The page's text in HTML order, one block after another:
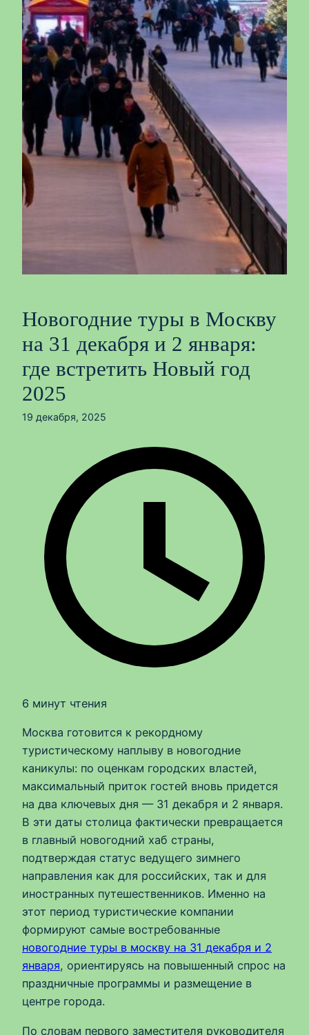
Новогодние туры в Москву
на 31 декабря и 2 января:
где встретить Новый год
2025
19 декабря, 2025
6 минут чтения
Москва готовится к рекордному
туристическому наплыву в новогодние
каникулы: по оценкам городских властей,
максимальный приток гостей вновь придется
на два ключевых дня — 31 декабря и 2 января.
В эти даты столица фактически превращается
в главный новогодний хаб страны,
подтверждая статус ведущего зимнего
направления как для российских, так и для
иностранных путешественников. Именно на
этот период туристические компании
формируют самые востребованные
новогодние туры в москву на 31 декабря и 2
января, ориентируясь на повышенный спрос на
праздничные программы и размещение в
центре города.
По словам первого заместителя руководителя